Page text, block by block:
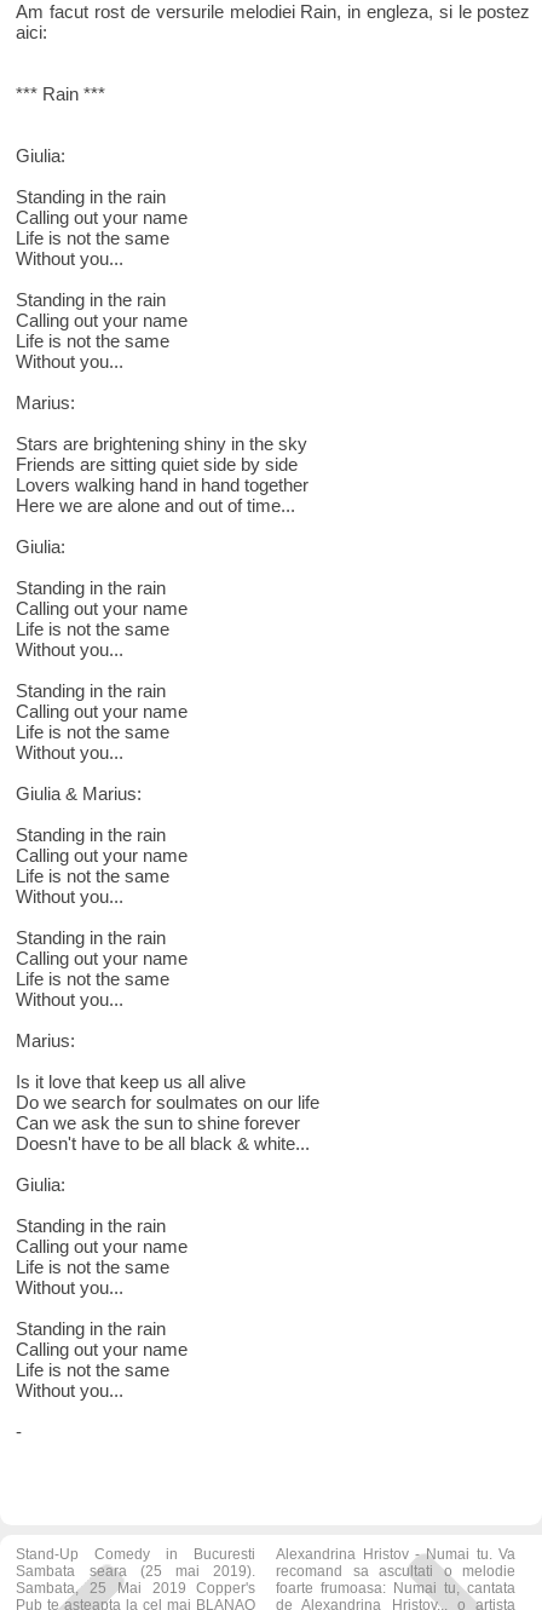
Am facut rost de versurile melodiei Rain, in engleza, si le postez
aici:
*** Rain ***
Giulia:
Standing in the rain
Calling out your name
Life is not the same
Without you...
Standing in the rain
Calling out your name
Life is not the same
Without you...
Marius:
Stars are brightening shiny in the sky
Friends are sitting quiet side by side
Lovers walking hand in hand together
Here we are alone and out of time...
Giulia:
Standing in the rain
Calling out your name
Life is not the same
Without you...
Standing in the rain
Calling out your name
Life is not the same
Without you...
Giulia & Marius:
Standing in the rain
Calling out your name
Life is not the same
Without you...
Standing in the rain
Calling out your name
Life is not the same
Without you...
Marius:
Is it love that keep us all alive
Do we search for soulmates on our life
Can we ask the sun to shine forever
Doesn't have to be all black & white...
Giulia:
Standing in the rain
Calling out your name
Life is not the same
Without you...
Standing in the rain
Calling out your name
Life is not the same
Without you...
-
Stand-Up Comedy in Bucuresti
Sambata seara (25 mai 2019).
Sambata, 25 Mai 2019 Copper's
Pub te asteapta la cel mai BLANAO
Alexandrina Hristov - Numai tu. Va
recomand sa ascultati o melodie
foarte frumoasa: Numai tu, cantata
de Alexandrina Hristov... o artista